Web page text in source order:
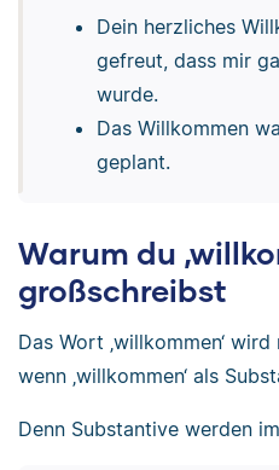
Dein herzliches
gefreut, dass mir
wurde.
Das Willkommen
geplant.
Warum du
großschreibst
Das Wort ‚willkommen‘
wenn ‚willkommen‘ als
Denn Substantive werden